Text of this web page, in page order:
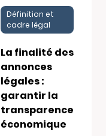
Définition et
cadre légal
La finalité des
annonces
légales :
garantir la
transparence
économique